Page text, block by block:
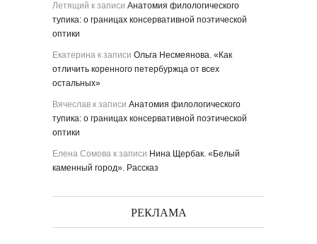
Летящий к записи Анатомия филологического
тупика: о границах консервативной поэтической
оптики
Екатерина к записи Ольга Несмеянова. «Как
отличить коренного петербуржца от всех
остальных»
Вячеслав к записи Анатомия филологического
тупика: о границах консервативной поэтической
оптики
Елена Сомова к записи Нина Щербак. «Белый
каменный город». Рассказ
РЕКЛАМА